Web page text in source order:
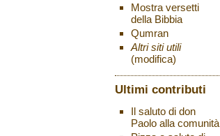
Mostra versetti
della Bibbia
Qumran
Altri siti utili
(modifica)
Ultimi contributi
Il saluto di don
Paolo alla comunità